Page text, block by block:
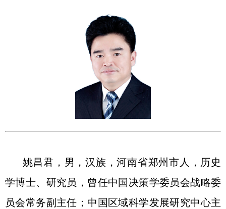
姚昌君，男，汉族，河南省郑州市人，历史
学博士、研究员，曾任中国决策学委员会战略委
员会常务副主任；中国区域科学发展研究中心主